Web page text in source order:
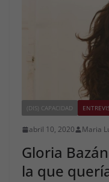
(DIS) CAPACIDAD
abril 10, 2020 Maria
Gloria
la que